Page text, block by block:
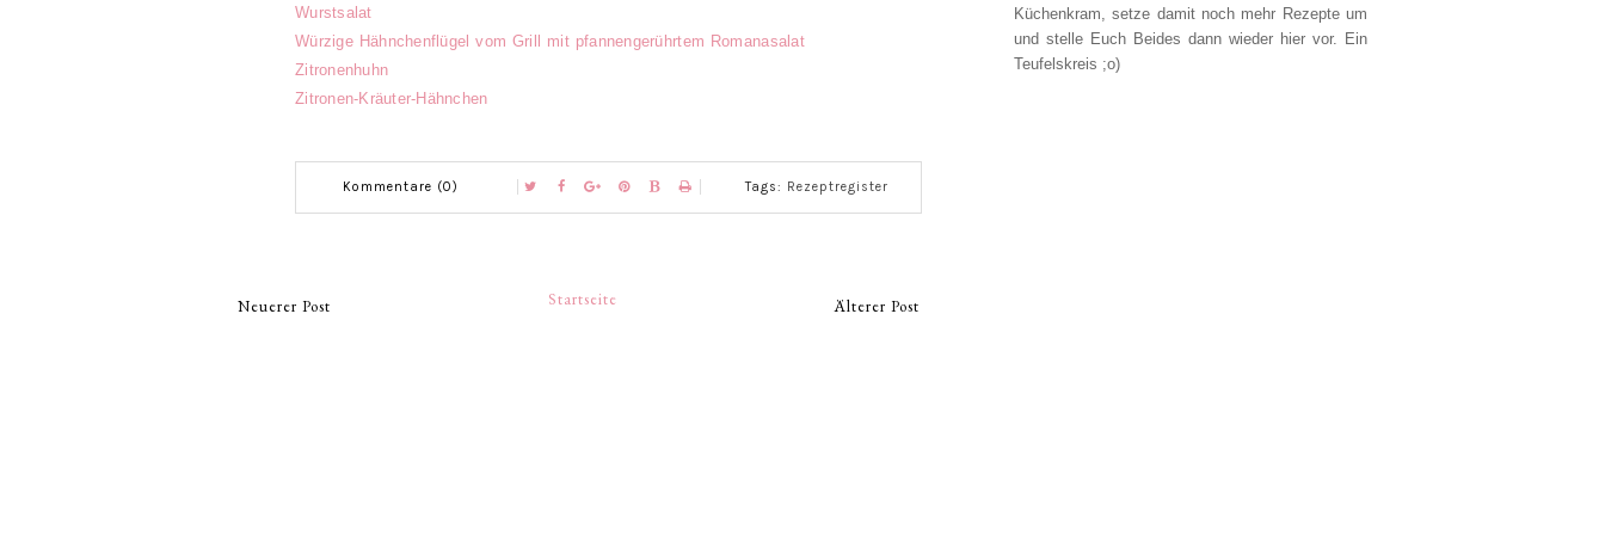
Wurstsalat
Würzige Hähnchenflügel vom Grill mit pfannengerührtem Romanasalat
Zitronenhuhn
Zitronen-Kräuter-Hähnchen
Kommentare (0) Tags: Rezeptregister
Neuerer Post Älterer Post
Startseite
Küchenkram, setze damit noch mehr Rezepte um
und stelle Euch Beides dann wieder hier vor. Ein
Teufelskreis ;o)